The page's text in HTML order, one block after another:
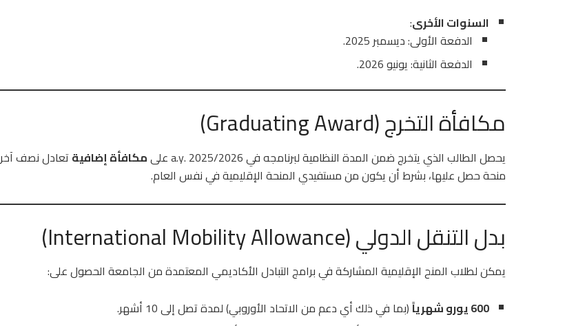
السنوات الأخرى:
الدفعة الأولى: ديسمبر 2025.
الدفعة الثانية: يونيو 2026.
مكافأة التخرج (Graduating Award)
يحصل الطالب الذي يتخرج ضمن المدة النظامية لبرنامجه في a.y. 2025/2026 على مكافأة إضافية تعادل نصف آخر
منحة حصل عليها، بشرط أن يكون من مستفيدي المنحة الإقليمية في نفس العام.
بدل التنقل الدولي (International Mobility Allowance)
يمكن لطلاب المنح الإقليمية المشاركة في برامج التبادل الأكاديمي المعتمدة من الجامعة الحصول على:
600 يورو شهرياً
(بما في ذلك أي دعم من الاتحاد الأوروبي) لمدة تصل إلى 10 أشهر.